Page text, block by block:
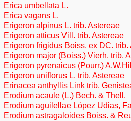
Erica umbellata L.
Erica vagans L.
Erigeron alpinus L. trib. Astereae
Erigeron atticus Vill. trib. Astereae
Erigeron frigidus Boiss. ex DC. trib.
Erigeron major (Boiss.) Vierh. trib.
Erigeron pyrenaicus (Pourr.)
Erigeron uniflorus L. trib. Astereae
Erinacea anthyllis Link trib.
Erodium acaule (L.) Bech. & Thell.
Erodium aguilellae López Udias,
Erodium astragaloides Boiss. &